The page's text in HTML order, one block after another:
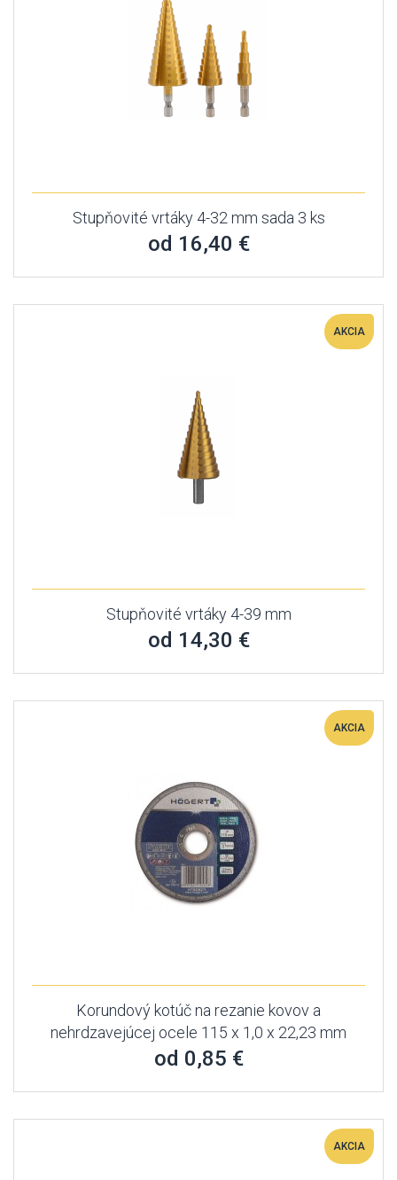
Stupňovité vrtáky 4-32 mm sada 3 ks
od 16,40 €
AKCIA
Stupňovité vrtáky 4-39 mm
od 14,30 €
AKCIA
Korundový kotúč na rezanie kovov a
nehrdzavejúcej ocele 115 x 1,0 x 22,23 mm
od 0,85 €
AKCIA